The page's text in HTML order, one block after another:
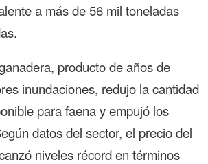
a más de 56 mil toneladas
producto de años de
inundaciones, redujo la cantidad
para faena y empujó los
datos del sector, el precio del
niveles récord en términos